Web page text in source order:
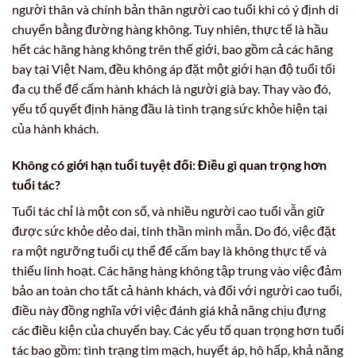
người thân và chính bản thân người cao tuổi khi có ý định di
chuyển bằng đường hàng không. Tuy nhiên, thực tế là hầu
hết các hãng hàng không trên thế giới, bao gồm cả các hãng
bay tại Việt Nam, đều không áp đặt một giới hạn độ tuổi tối
đa cụ thể để cấm hành khách là người già bay. Thay vào đó,
yếu tố quyết định hàng đầu là tình trạng sức khỏe hiện tại
của hành khách.
Không có giới hạn tuổi tuyệt đối: Điều gì quan trọng hơn
tuổi tác?
Tuổi tác chỉ là một con số, và nhiều người cao tuổi vẫn giữ
được sức khỏe dẻo dai, tinh thần minh mẫn. Do đó, việc đặt
ra một ngưỡng tuổi cụ thể để cấm bay là không thực tế và
thiếu linh hoạt. Các hãng hàng không tập trung vào việc đảm
bảo an toàn cho tất cả hành khách, và đối với người cao tuổi,
điều này đồng nghĩa với việc đánh giá khả năng chịu đựng
các điều kiện của chuyến bay. Các yếu tố quan trọng hơn tuổi
tác bao gồm: tình trạng tim mạch, huyết áp, hô hấp, khả năng